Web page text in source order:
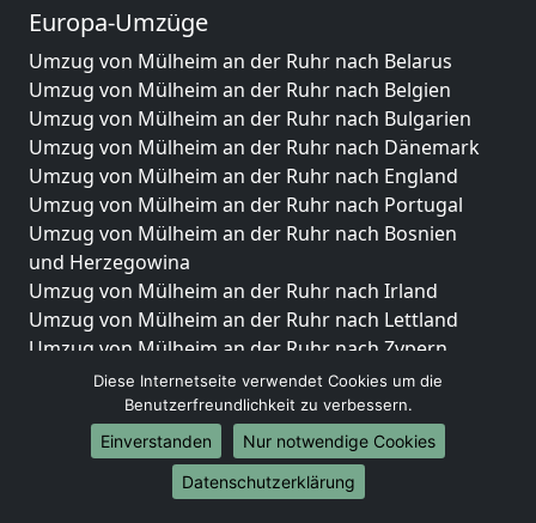
Europa-Umzüge
Umzug von Mülheim an der Ruhr nach Belarus
Umzug von Mülheim an der Ruhr nach Belgien
Umzug von Mülheim an der Ruhr nach Bulgarien
Umzug von Mülheim an der Ruhr nach Dänemark
Umzug von Mülheim an der Ruhr nach England
Umzug von Mülheim an der Ruhr nach Portugal
Umzug von Mülheim an der Ruhr nach Bosnien
und Herzegowina
Umzug von Mülheim an der Ruhr nach Irland
Umzug von Mülheim an der Ruhr nach Lettland
Umzug von Mülheim an der Ruhr nach Zypern
Umzug von Mülheim an der Ruhr nach Kroatien
Umzug von Mülheim an der Ruhr nach Estland
Umzug von Mülheim an der Ruhr nach Finnland
Umzug von Mülheim an der Ruhr nach Frankreich
Umzug von Mülheim an der Ruhr nach Griechenland
Diese Internetseite verwendet Cookies um die
Benutzerfreundlichkeit zu verbessern.
Einverstanden
Nur notwendige Cookies
Datenschutzerklärung